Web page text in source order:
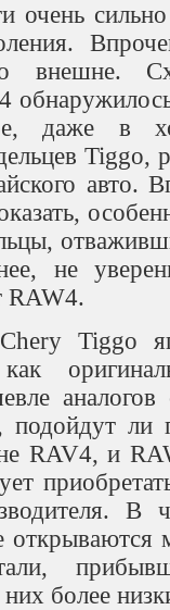
очень
даже в
Tiggo,
авто.
не
RAW4.
Tiggo
подойдут ли
RAV4, и
В
более